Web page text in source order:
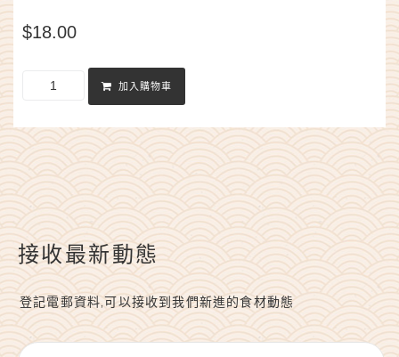
$18.00
加入購物車
接收最新動態
登記電郵資料,可以接收到我們新進的食材動態